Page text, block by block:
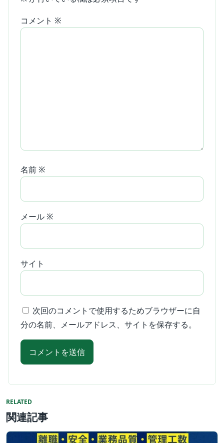
コメント ※
名前 ※
メール ※
サイト
次回のコメントで使用するためブラウザーに自
分の名前、メールアドレス、サイトを保存する。
RELATED
関連記事